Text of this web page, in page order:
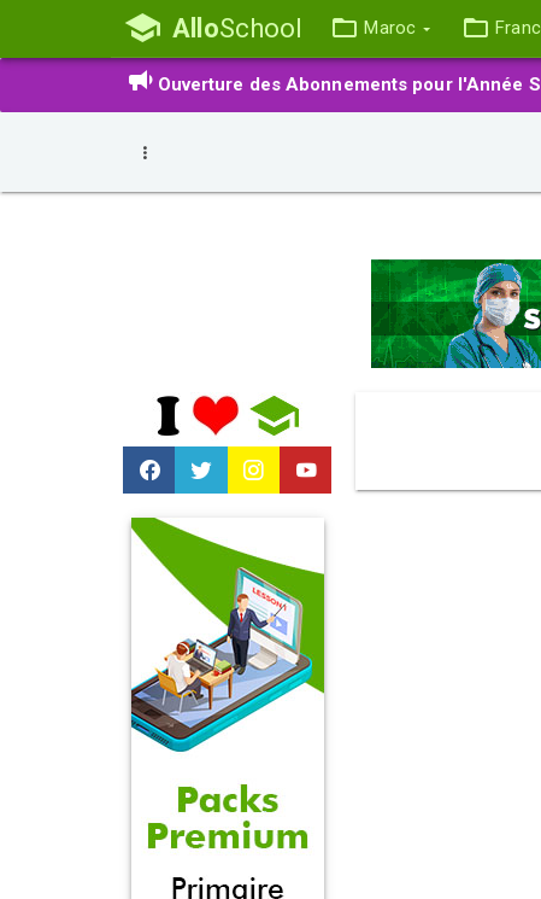
AlloSchool Maroc
Ouverture des Abonnements pour l'Année